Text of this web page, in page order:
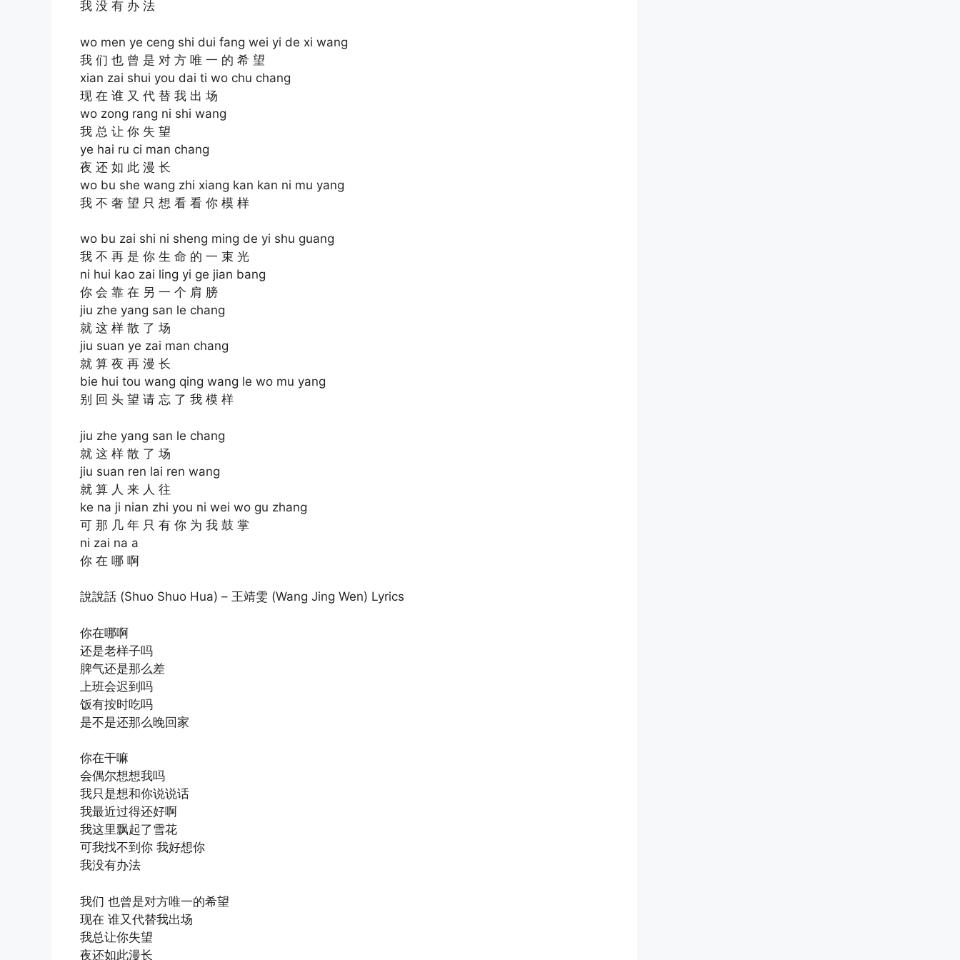
我 没 有 办 法
wo men ye ceng shi dui fang wei yi de xi wang
我 们 也 曾 是 对 方 唯 一 的 希 望
xian zai shui you dai ti wo chu chang
现 在 谁 又 代 替 我 出 场
wo zong rang ni shi wang
我 总 让 你 失 望
ye hai ru ci man chang
夜 还 如 此 漫 长
wo bu she wang zhi xiang kan kan ni mu yang
我 不 奢 望 只 想 看 看 你 模 样
wo bu zai shi ni sheng ming de yi shu guang
我 不 再 是 你 生 命 的 一 束 光
ni hui kao zai ling yi ge jian bang
你 会 靠 在 另 一 个 肩 膀
jiu zhe yang san le chang
就 这 样 散 了 场
jiu suan ye zai man chang
就 算 夜 再 漫 长
bie hui tou wang qing wang le wo mu yang
别 回 头 望 请 忘 了 我 模 样
jiu zhe yang san le chang
就 这 样 散 了 场
jiu suan ren lai ren wang
就 算 人 来 人 往
ke na ji nian zhi you ni wei wo gu zhang
可 那 几 年 只 有 你 为 我 鼓 掌
ni zai na a
你 在 哪 啊
說說話 (Shuo Shuo Hua) – 王靖雯 (Wang Jing Wen) Lyrics
你在哪啊
还是老样子吗
脾气还是那么差
上班会迟到吗
饭有按时吃吗
是不是还那么晚回家
你在干嘛
会偶尔想想我吗
我只是想和你说说话
我最近过得还好啊
我这里飘起了雪花
可我找不到你 我好想你
我没有办法
我们 也曾是对方唯一的希望
现在 谁又代替我出场
我总让你失望
夜还如此漫长